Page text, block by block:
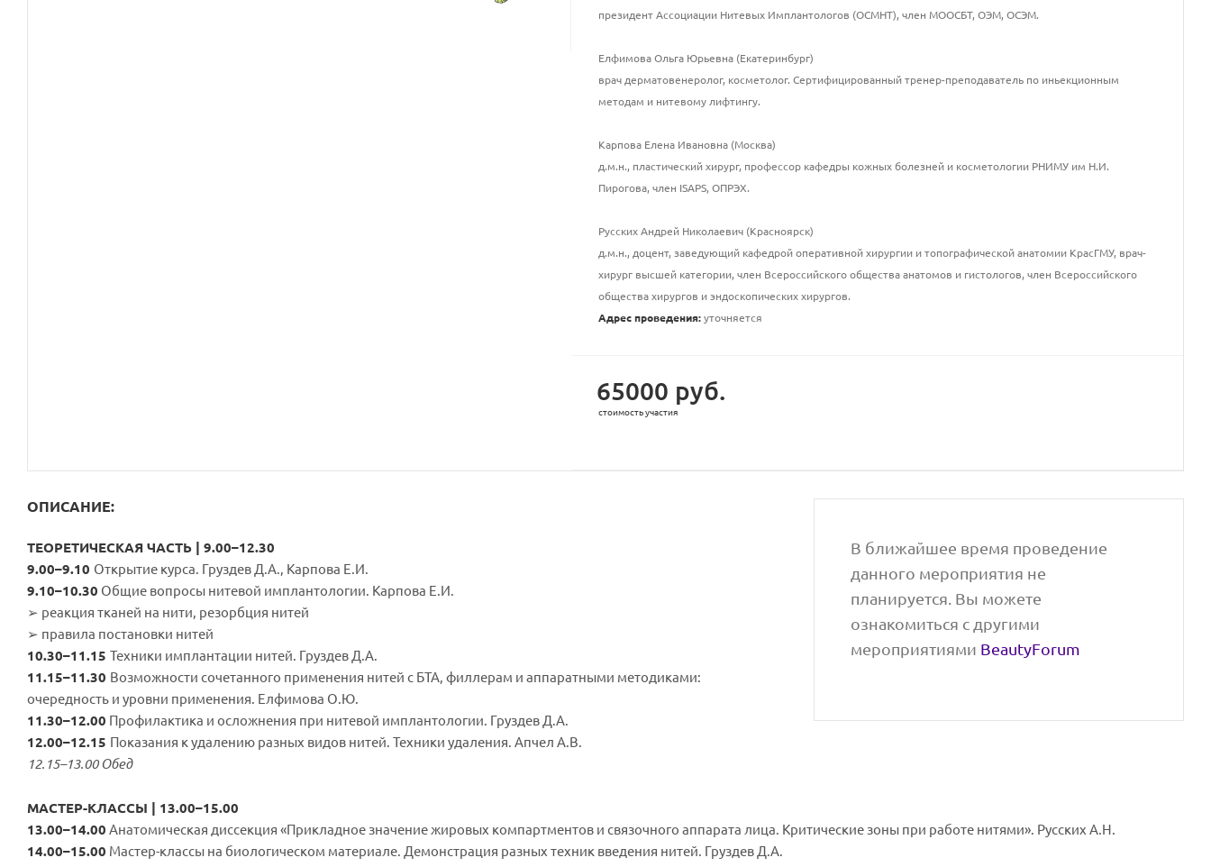
президент Ассоциации Нитевых Имплантологов (ОСМНТ), член МООСБТ, ОЭМ, ОСЭМ.
Елфимова Ольга Юрьевна (Екатеринбург)
врач дерматовенеролог, косметолог. Сертифицированный тренер-преподаватель по иньекционным
методам и нитевому лифтингу.
Карпова Елена Ивановна (Москва)
д.м.н., пластический хирург, профессор кафедры кожных болезней и косметологии РНИМУ им Н.И.
Пирогова, член ISAPS, ОПРЭХ.
Русских Андрей Николаевич (Красноярск)
д.м.н., доцент, заведующий кафедрой оперативной хирургии и топографической анатомии КрасГМУ, врач-
хирург высшей категории, член Всероссийского общества анатомов и гистологов, член Всероссийского
общества хирургов и эндоскопических хирургов.
Адрес проведения:уточняется
65000 руб.
стоимость участия
В ближайшее время проведение
данного мероприятия не
планируется. Вы можете
ознакомиться с другими
мероприятиями BeautyForum
ОПИСАНИЕ:
ТЕОРЕТИЧЕСКАЯ ЧАСТЬ | 9.00–12.30
9.00–9.10 Открытие курса. Груздев Д.А., Карпова Е.И.
9.10–10.30 Общие вопросы нитевой имплантологии. Карпова Е.И.
➢ реакция тканей на нити, резорбция нитей
➢ правила постановки нитей
10.30–11.15 Техники имплантации нитей. Груздев Д.А.
11.15–11.30 Возможности сочетанного применения нитей с БТА, филлерам и аппаратными методиками:
очередность и уровни применения. Елфимова О.Ю.
11.30–12.00 Профилактика и осложнения при нитевой имплантологии. Груздев Д.А.
12.00–12.15 Показания к удалению разных видов нитей. Техники удаления. Апчел А.В.
12.15–13.00 Обед
МАСТЕР-КЛАССЫ | 13.00–15.00
13.00–14.00 Анатомическая диссекция «Прикладное значение жировых компартментов и связочного аппарата лица. Критические зоны при работе нитями». Русских А.Н.
14.00–15.00 Мастер-классы на биологическом материале. Демонстрация разных техник введения нитей. Груздев Д.А.